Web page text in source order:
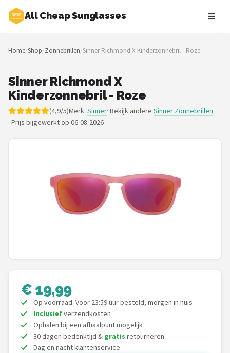
All Cheap Sunglasses
Zoeken
NAVIGATIE
Merken
Blog
Baby zonnebrillen
POPULAIRE MERKEN
KIMU
Kingseven
Sinner
Montuurtjevoorjou
Home/Shop/Zonnebrillen/Sinner Richmond X Kinderzonnebril - Roze
Sinner Richmond X
Kinderzonnebril - Roze
(4,9/5)Merk: Sinner· Bekijk andere Sinner Zonnebrillen
· Prijs bijgewerkt op 06-08-2026
€ 19,99
Op voorraad. Voor 23:59 uur besteld, morgen in huis
Inclusiefverzendkosten
Ophalen bij een afhaalpunt mogelijk
30 dagen bedenktijd & gratis retourneren
Dag en nacht klantenservice